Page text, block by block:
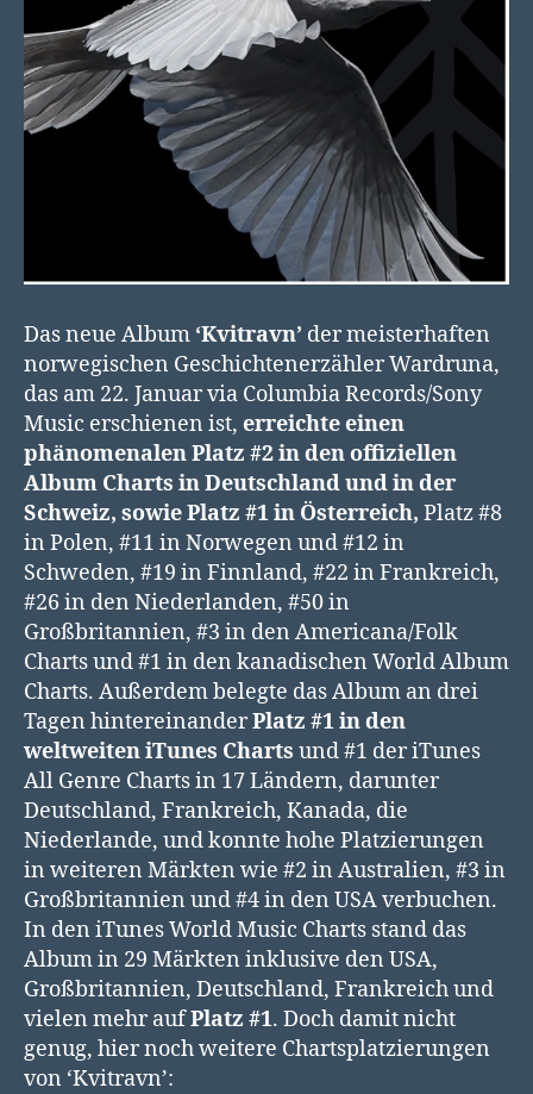
Das neue Album ‘Kvitravn’ der meisterhaften
norwegischen Geschichtenerzähler Wardruna,
das am 22. Januar via Columbia Records/Sony
Music erschienen ist, erreichte einen
phänomenalen Platz #2 in den offiziellen
Album Charts in Deutschland und in der
Schweiz, sowie Platz #1 in Österreich, Platz #8
in Polen, #11 in Norwegen und #12 in
Schweden, #19 in Finnland, #22 in Frankreich,
#26 in den Niederlanden, #50 in
Großbritannien, #3 in den Americana/Folk
Charts und #1 in den kanadischen World Album
Charts. Außerdem belegte das Album an drei
Tagen hintereinanderPlatz #1 in den
weltweiten iTunes Charts und #1 der iTunes
All Genre Charts in 17 Ländern, darunter
Deutschland, Frankreich, Kanada, die
Niederlande, und konnte hohe Platzierungen
in weiteren Märkten wie #2 in Australien, #3 in
Großbritannien und #4 in den USA verbuchen.
In den iTunes World Music Charts stand das
Album in 29 Märkten inklusive den USA,
Großbritannien, Deutschland, Frankreich und
vielen mehr aufPlatz #1. Doch damit nicht
genug, hier noch weitere Chartsplatzierungen
von ‘Kvitravn’: